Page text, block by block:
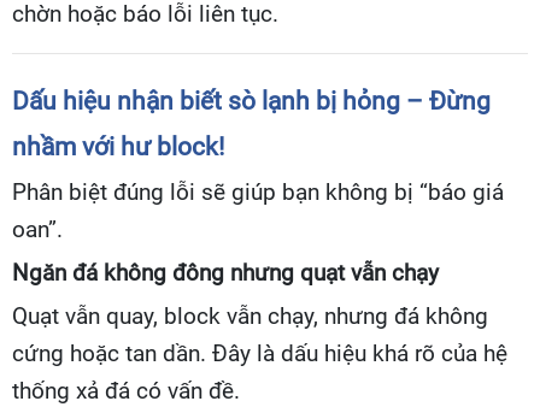
chờn hoặc báo lỗi liên tục.
Dấu hiệu nhận biết sò lạnh bị hỏng – Đừng
nhầm với hư block!
Phân biệt đúng lỗi sẽ giúp bạn không bị “báo giá
oan”.
Ngăn đá không đông nhưng quạt vẫn chạy
Quạt vẫn quay, block vẫn chạy, nhưng đá không
cứng hoặc tan dần. Đây là dấu hiệu khá rõ của hệ
thống xả đá có vấn đề.